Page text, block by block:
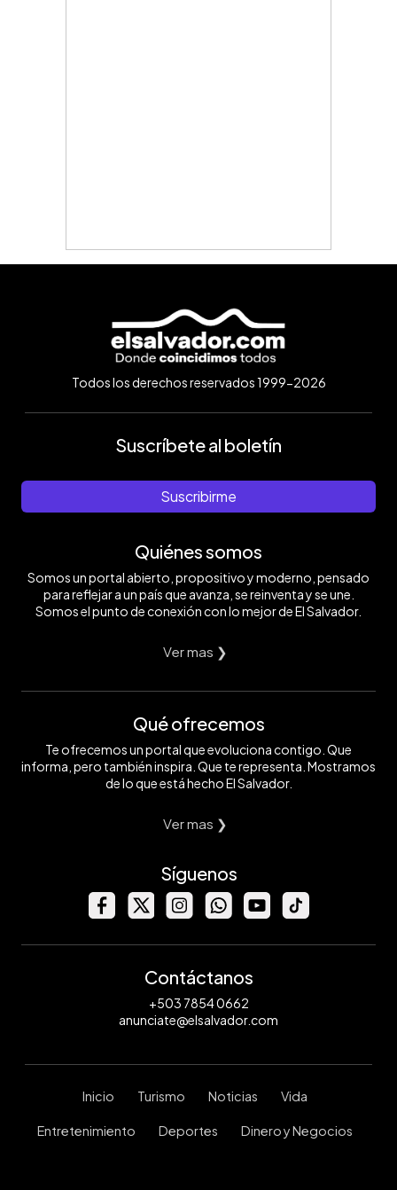
Todos los derechos reservados 1999-2026
Suscríbete al boletín
Suscribirme
Quiénes somos
Somos un portal abierto, propositivo y moderno, pensado
para reflejar a un país que avanza, se reinventa y se une.
Somos el punto de conexión con lo mejor de El Salvador.
Ver mas ❯
Qué ofrecemos
Te ofrecemos un portal que evoluciona contigo. Que
informa, pero también inspira. Que te representa. Mostramos
de lo que está hecho El Salvador.
Ver mas ❯
Síguenos
Contáctanos
+503 7854 0662
anunciate@elsalvador.com
Inicio Turismo Noticias Vida
Entretenimiento Deportes Dinero y Negocios